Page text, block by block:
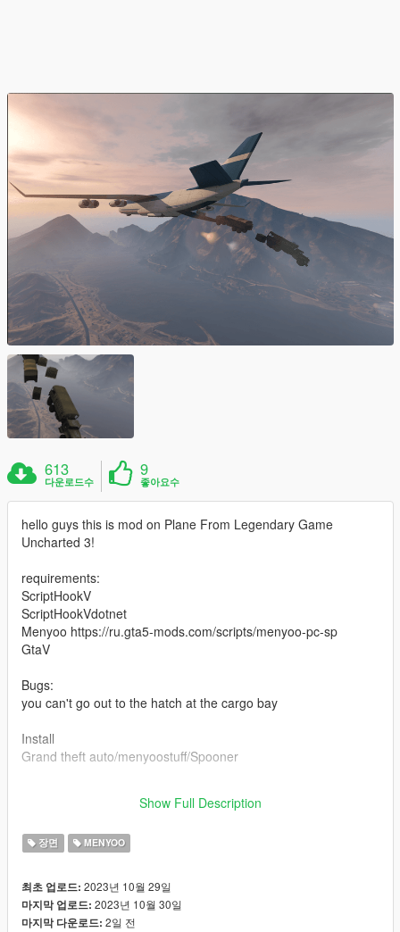
613
다운로드수
9
좋아요수
hello guys this is mod on Plane From Legendary Game
Uncharted 3!
requirements:
ScriptHookV
ScriptHookVdotnet
Menyoo https://ru.gta5-mods.com/scripts/menyoo-pc-sp
GtaV
Bugs:
you can't go out to the hatch at the cargo bay
Install
Grand theft auto/menyoostuff/Spooner
Show Full Description
장면 MENYOO
최초 업로드: 2023년 10월 29일
마지막 업로드: 2023년 10월 30일
마지막 다운로드: 2일 전